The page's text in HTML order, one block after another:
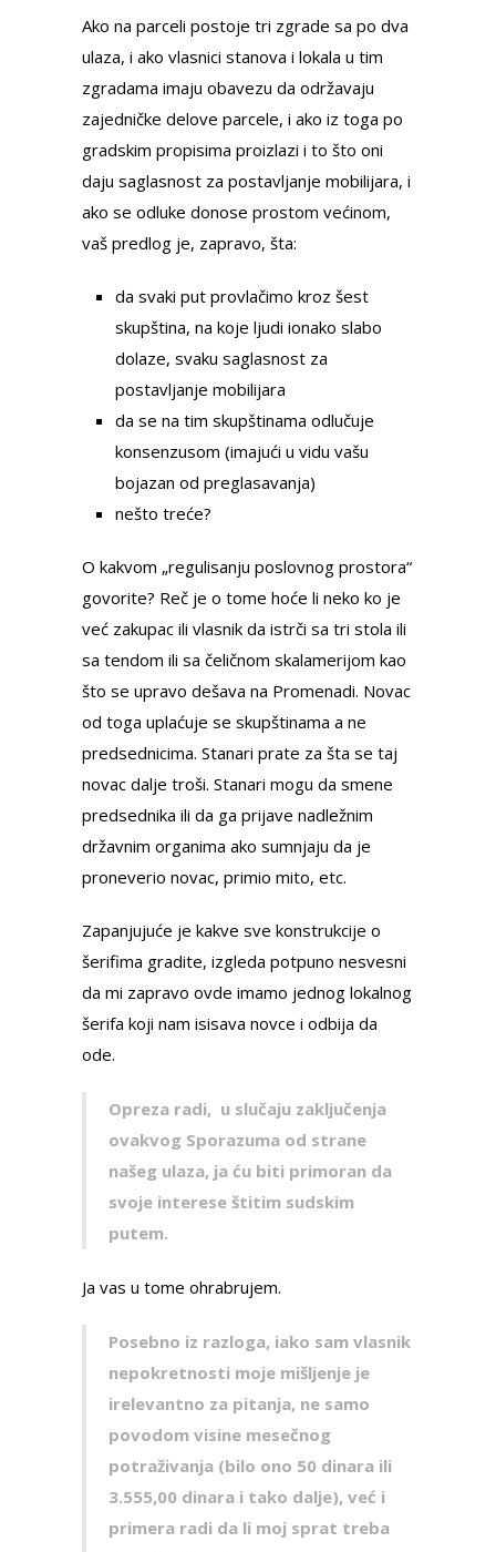
Ako na parceli postoje tri zgrade sa po dva
ulaza, i ako vlasnici stanova i lokala u tim
zgradama imaju obavezu da održavaju
zajedničke delove parcele, i ako iz toga po
gradskim propisima proizlazi i to što oni
daju saglasnost za postavljanje mobilijara, i
ako se odluke donose prostom većinom,
vaš predlog je, zapravo, šta:
da svaki put provlačimo kroz šest
skupština, na koje ljudi ionako slabo
dolaze, svaku saglasnost za
postavljanje mobilijara
da se na tim skupštinama odlučuje
konsenzusom (imajući u vidu vašu
bojazan od preglasavanja)
nešto treće?
O kakvom „regulisanju poslovnog prostora“
govorite? Reč je o tome hoće li neko ko je
već zakupac ili vlasnik da istrči sa tri stola ili
sa tendom ili sa čeličnom skalamerijom kao
što se upravo dešava na Promenadi. Novac
od toga uplaćuje se skupštinama a ne
predsednicima. Stanari prate za šta se taj
novac dalje troši. Stanari mogu da smene
predsednika ili da ga prijave nadležnim
državnim organima ako sumnjaju da je
proneverio novac, primio mito, etc.
Zapanjujuće je kakve sve konstrukcije o
šerifima gradite, izgleda potpuno nesvesni
da mi zapravo ovde imamo jednog lokalnog
šerifa koji nam isisava novce i odbija da
ode.
Opreza radi, u slučaju zaklјučenja
ovakvog Sporazuma od strane
našeg ulaza, ja ću biti primoran da
svoje interese štitim sudskim
putem.
Ja vas u tome ohrabrujem.
Posebno iz razloga, iako sam vlasnik
nepokretnosti moje mišlјenje je
irelevantno za pitanja, ne samo
povodom visine mesečnog
potraživanja (bilo ono 50 dinara ili
3.555,00 dinara i tako dalјe), već i
primera radi da li moj sprat treba